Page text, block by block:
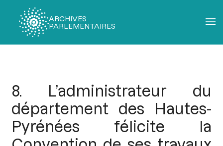
ARCHIVES
PARLEMENTAIRES
8. L’administrateur du
département des Hautes-
Pyrénées félicite la